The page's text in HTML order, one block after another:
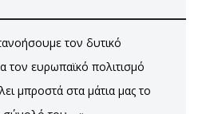
τον δυτικό
τον ευρωπαϊκό πολιτισμό
μπροστά στα μάτια μας το